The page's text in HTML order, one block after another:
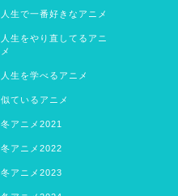
人生で一番好きなアニメ
人生をやり直してるアニ
メ
人生を学べるアニメ
似ているアニメ
冬アニメ2021
冬アニメ2022
冬アニメ2023